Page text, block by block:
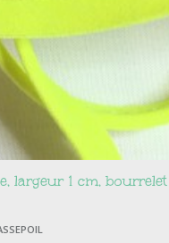
largeur 1 cm,